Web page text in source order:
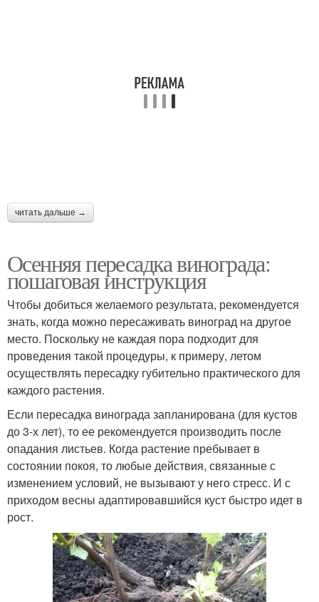
читать дальше →
Осенняя пересадка винограда:
пошаговая инструкция
Чтобы добиться желаемого результата, рекомендуется
знать, когда можно пересаживать виноград на другое
место. Поскольку не каждая пора подходит для
проведения такой процедуры, к примеру, летом
осуществлять пересадку губительно практического для
каждого растения.
Если пересадка винограда запланирована (для кустов
до 3-х лет), то ее рекомендуется производить после
опадания листьев. Когда растение пребывает в
состоянии покоя, то любые действия, связанные с
изменением условий, не вызывают у него стресс. И с
приходом весны адаптировавшийся куст быстро идет в
рост.